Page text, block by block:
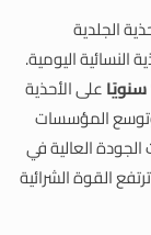
الجلدية
النسائية اليومية.
على الأحذية
وتوسع المؤسسات
الجودة العالية في
القوة الشرائية